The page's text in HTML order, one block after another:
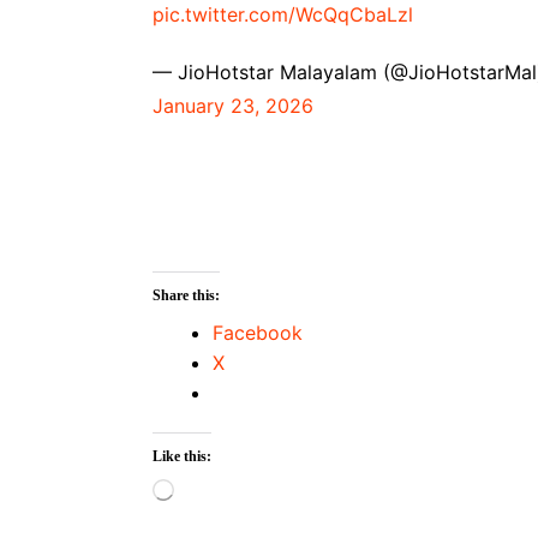
pic.twitter.com/WcQqCbaLzl
— JioHotstar Malayalam
January 23, 2026
Share this:
Facebook
X
Like this:
Loading…